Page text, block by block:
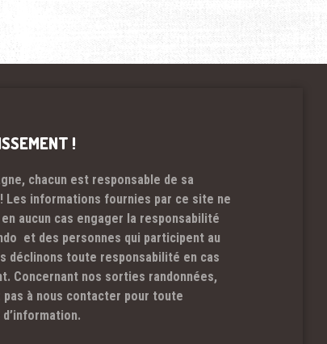
!
chacun est responsable de sa
Les informations fournies par ce site ne
aucun cas engager la responsabilité
et des personnes qui participent au
déclinons toute responsabilité en cas
Concernant nos sorties randonnées,
pas à nous contacter pour toute
d’information.